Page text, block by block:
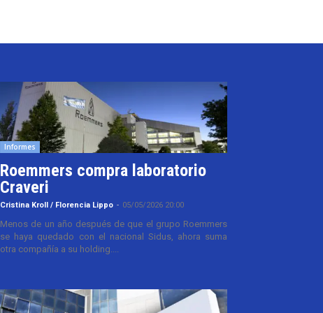
Informes
Roemmers compra laboratorio
Craveri
Cristina Kroll / Florencia Lippo - 05/05/2026 20:00
Menos de un año después de que el grupo Roemmers
se haya quedado con el nacional Sidus, ahora suma
otra compañía a su holding....